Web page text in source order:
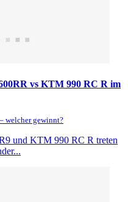
vs KTM 990 RC R im
welcher gewinnt?
und KTM 990 RC R treten